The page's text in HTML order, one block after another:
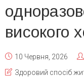
високого
10 Червня, 2026
Здоровий спосіб